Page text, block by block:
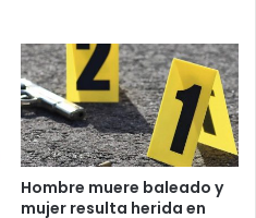
Hombre muere baleado y
mujer resulta herida en